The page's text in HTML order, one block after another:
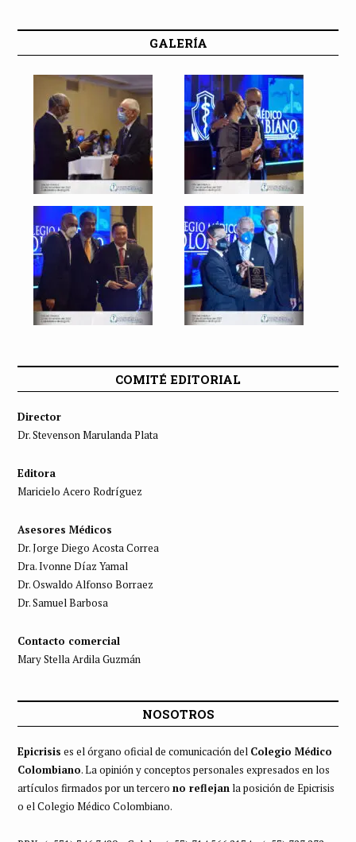
GALERÍA
COMITÉ EDITORIAL
Director
Dr. Stevenson Marulanda Plata
Editora
Maricielo Acero Rodríguez
Asesores Médicos
Dr. Jorge Diego Acosta Correa
Dra. Ivonne Díaz Yamal
Dr. Oswaldo Alfonso Borraez
Dr. Samuel Barbosa
Contacto comercial
Mary Stella Ardila Guzmán
NOSOTROS
Epicrisis es el órgano oficial de comunicación del Colegio Médico
Colombiano. La opinión y conceptos personales expresados en los
artículos firmados por un tercero no reflejanla posición de Epicrisis
o el Colegio Médico Colombiano.